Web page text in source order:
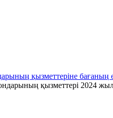
қызметтеріне бағаның
қызметтері 2024